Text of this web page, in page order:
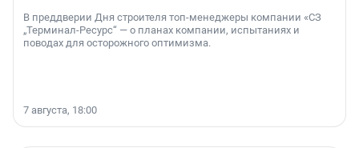
В преддверии Дня строителя топ-менеджеры компании «СЗ
„Терминал-Ресурс“ — о планах компании, испытаниях и
поводах для осторожного оптимизма.
7 августа, 18:00